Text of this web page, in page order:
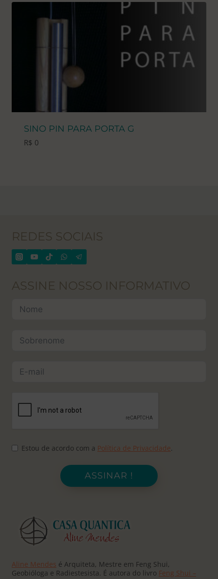
SINO PIN PARA PORTA G
R$ 0
REDES SOCIAIS
ASSINE NOSSO INFORMATIVO
Estou de acordo com a Política de Privacidade.
ASSINAR !
Aline Mendes é Arquiteta, Mestre em Feng Shui,
Geobióloga e Radiestesista. É autora do livro Feng Shui –